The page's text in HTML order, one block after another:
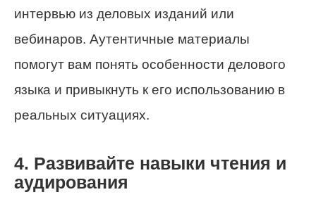
интервью из деловых изданий или
вебинаров. Аутентичные материалы
помогут вам понять особенности делового
языка и привыкнуть к его использованию в
реальных ситуациях.
4. Развивайте навыки чтения и
аудирования